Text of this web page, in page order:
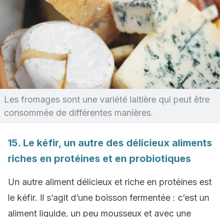
Les fromages sont une variété laitière qui peut être
consommée de différentes manières.
15. Le kéfir, un autre des délicieux aliments
riches en protéines et en probiotiques
Un autre aliment délicieux et riche en protéines est
le kéfir. Il s’agit d’une boisson fermentée : c’est un
aliment liquide, un peu mousseux et avec une